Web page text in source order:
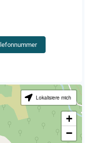
Lokalisiere mich
+
−